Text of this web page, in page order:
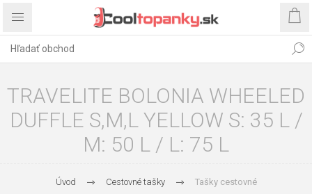
TRAVELITE BOLONIA WHEELED
DUFFLE S,M,L YELLOW S: 35 L /
M: 50 L / L: 75 L
Úvod Cestovné tašky Tašky cestovné